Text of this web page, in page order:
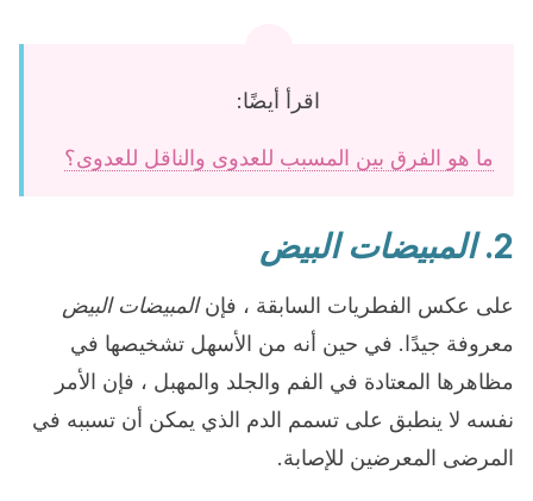
اقرأ أيضًا:
ما هو الفرق بين المسبب للعدوى والناقل للعدوى؟
2. المبيضات البيض
على عكس الفطريات السابقة ، فإنالمبيضات البيض
معروفة جيدًا. في حين أنه من الأسهل تشخيصها في
مظاهرها المعتادة في الفم والجلد والمهبل ، فإن الأمر
نفسه لا ينطبق على تسمم الدم الذي يمكن أن تسببه في
المرضى المعرضين للإصابة.